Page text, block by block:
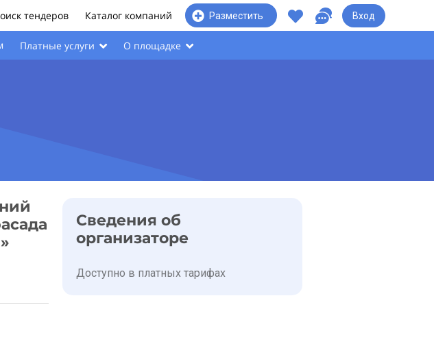
тендеров Каталог компаний Разместить Вход
Платные услуги О площадке
Сведения об
организаторе
Доступно в платных тарифах